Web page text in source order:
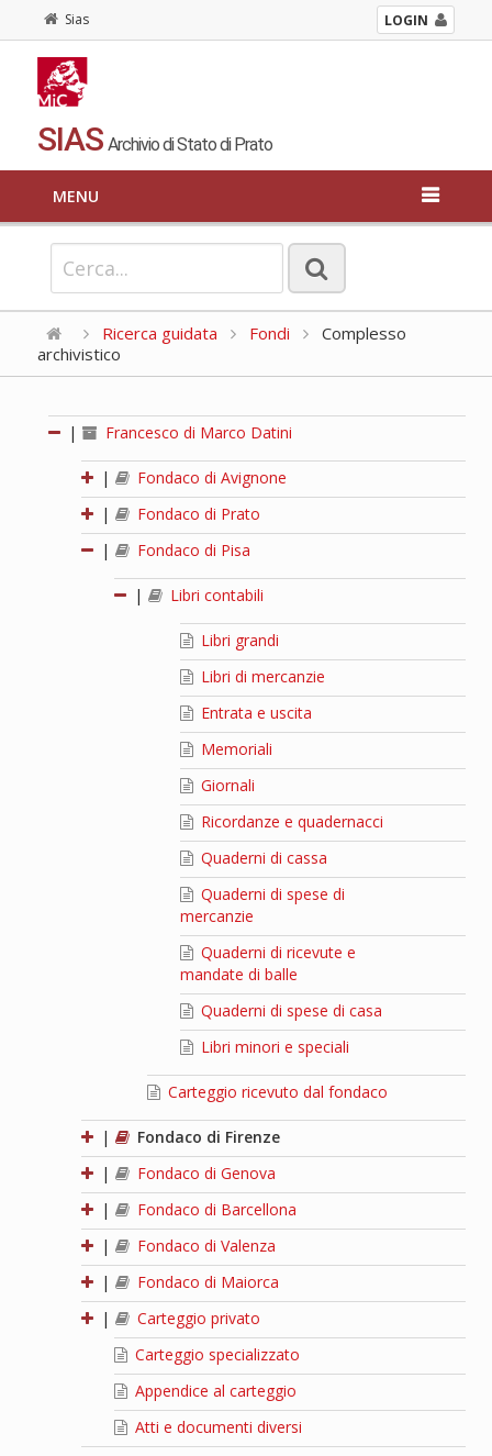
Sias LOGIN
SIAS Archivio di Stato di Prato
MENU
Ricerca guidata Fondi
Complesso
archivistico
| Francesco di Marco Datini
|
Fondaco di Avignone
|
Fondaco di Prato
|
Fondaco di Pisa
| Libri contabili
Libri grandi
Libri di mercanzie
Entrata e uscita
Memoriali
Giornali
Ricordanze e quadernacci
Quaderni di cassa
Quaderni di spese di
mercanzie
Quaderni di ricevute e
mandate di balle
Quaderni di spese di casa
Libri minori e speciali
Carteggio ricevuto dal fondaco
|
Fondaco di Firenze
|
Fondaco di Genova
|
Fondaco di Barcellona
|
Fondaco di Valenza
|
Fondaco di Maiorca
|
Carteggio privato
Carteggio specializzato
Appendice al carteggio
Atti e documenti diversi